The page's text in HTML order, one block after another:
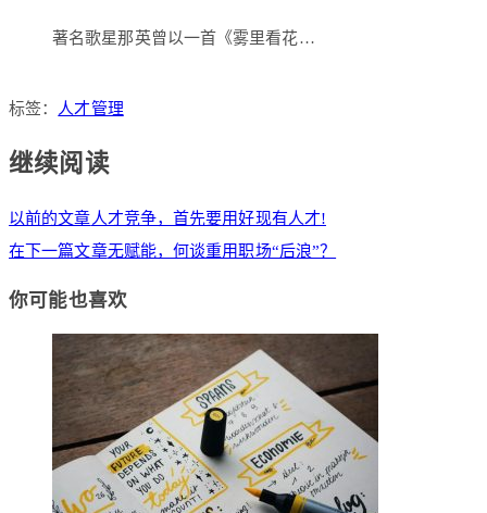
著名歌星那英曾以一首《雾里看花…
标签： 人才管理
继续阅读
以前的文章人才竞争，首先要用好现有人才!
在下一篇文章无赋能，何谈重用职场“后浪”？
你可能也喜欢